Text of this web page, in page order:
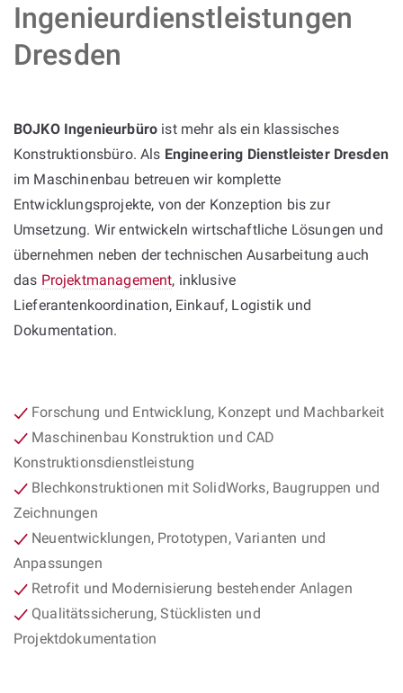
Ingenieurdienstleistungen
Dresden
BOJKO Ingenieurbüro ist mehr als ein klassisches
Konstruktionsbüro. Als Engineering Dienstleister Dresden
im Maschinenbau betreuen wir komplette
Entwicklungsprojekte, von der Konzeption bis zur
Umsetzung. Wir entwickeln wirtschaftliche Lösungen und
übernehmen neben der technischen Ausarbeitung auch
das Projektmanagement, inklusive
Lieferantenkoordination, Einkauf, Logistik und
Dokumentation.
Forschung und Entwicklung, Konzept und Machbarkeit
Maschinenbau Konstruktion und CAD
Konstruktionsdienstleistung
Blechkonstruktionen mit SolidWorks, Baugruppen und
Zeichnungen
Neuentwicklungen, Prototypen, Varianten und
Anpassungen
Retrofit und Modernisierung bestehender Anlagen
Qualitätssicherung, Stücklisten und
Projektdokumentation